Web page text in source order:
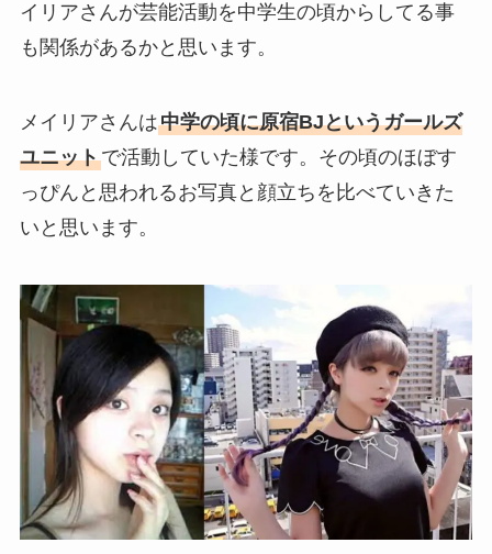
イリアさんが芸能活動を中学生の頃からしてる事
も関係があるかと思います。
メイリアさんは中学の頃に原宿BJというガールズ
ユニットで活動していた様です。その頃のほぼす
っぴんと思われるお写真と顔立ちを比べていきた
いと思います。